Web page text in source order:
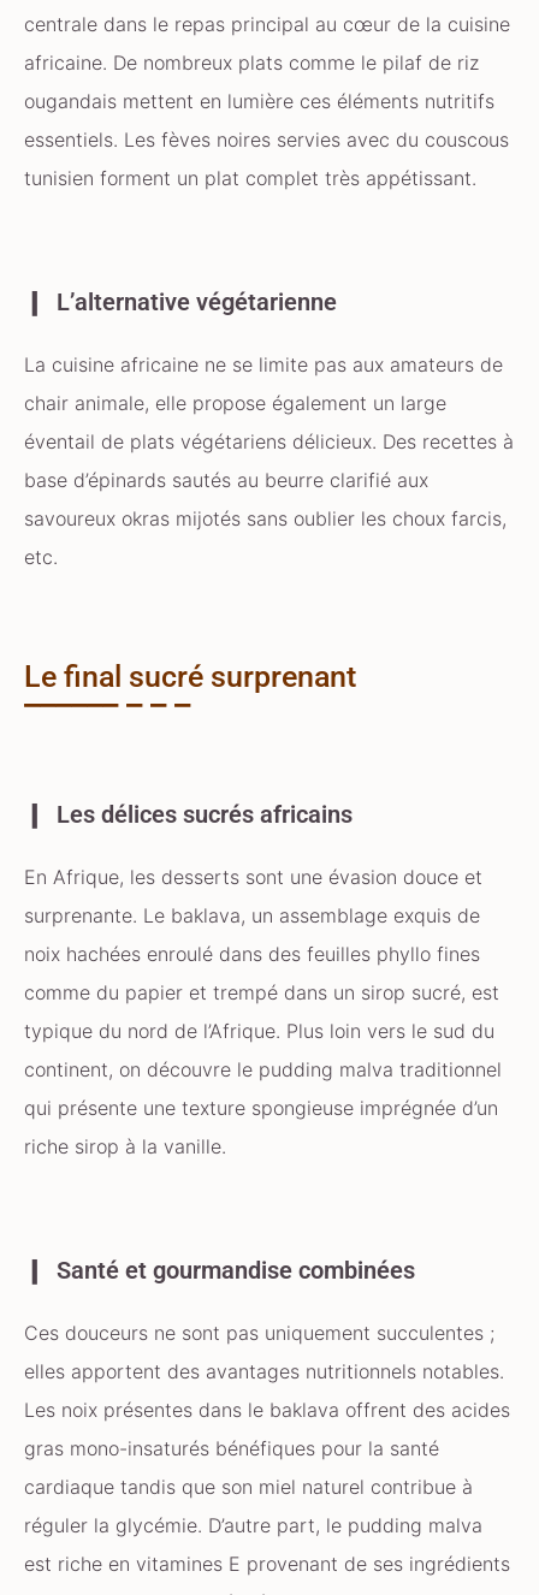
centrale dans le repas principal au cœur de la cuisine
africaine. De nombreux plats comme le pilaf de riz
ougandais mettent en lumière ces éléments nutritifs
essentiels. Les fèves noires servies avec du couscous
tunisien forment un plat complet très appétissant.
L’alternative végétarienne
La cuisine africaine ne se limite pas aux amateurs de
chair animale, elle propose également un large
éventail de plats végétariens délicieux. Des recettes à
base d’épinards sautés au beurre clarifié aux
savoureux okras mijotés sans oublier les choux farcis,
etc.
Le final sucré surprenant
Les délices sucrés africains
En Afrique, les desserts sont une évasion douce et
surprenante. Le baklava, un assemblage exquis de
noix hachées enroulé dans des feuilles phyllo fines
comme du papier et trempé dans un sirop sucré, est
typique du nord de l’Afrique. Plus loin vers le sud du
continent, on découvre le pudding malva traditionnel
qui présente une texture spongieuse imprégnée d’un
riche sirop à la vanille.
Santé et gourmandise combinées
Ces douceurs ne sont pas uniquement succulentes ;
elles apportent des avantages nutritionnels notables.
Les noix présentes dans le baklava offrent des acides
gras mono-insaturés bénéfiques pour la santé
cardiaque tandis que son miel naturel contribue à
réguler la glycémie. D’autre part, le pudding malva
est riche en vitamines E provenant de ses ingrédients